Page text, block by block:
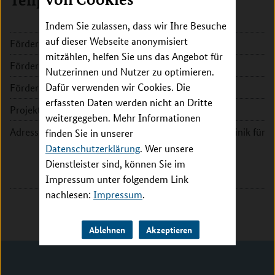
Indem Sie zulassen, dass wir Ihre Besuche
auf dieser Webseite anonymisiert
mitzählen, helfen Sie uns das Angebot für
Nutzerinnen und Nutzer zu optimieren.
Dafür verwenden wir Cookies. Die
erfassten Daten werden nicht an Dritte
weitergegeben. Mehr Informationen
finden Sie in unserer
Datenschutzerklärung. Wer unsere
Dienstleister sind, können Sie im
Impressum unter folgendem Link
nachlesen: Impressum.
Ablehnen Akzeptieren
Förderkennzeichen:
031L0136B
Fördersumme:
266.092 EUR
Förderzeitraum:
2018 - 2021
Projektleitung:
Prof. Dr. Andreas Hochhaus
Adresse:
Universitätsklinikum Jena - Klinik für
Innere Medizin II
Erlanger Allee 101
07747 Jena